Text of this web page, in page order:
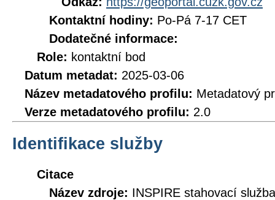
Kontaktní hodiny: Po-Pá 7-17 CET
Dodatečné informace:
Role: kontaktní bod
Datum metadat: 2025-03-06
Název metadatového profilu: Metadatový
Verze metadatového profilu: 2.0
Identifikace služby
Citace
Název zdroje: INSPIRE stahovací